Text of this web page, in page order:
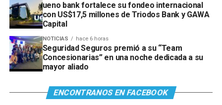
ueno bank fortalece su fondeo internacional
con US$17,5 millones de Triodos Bank y GAWA
Capital
NOTICIAS hace 6 horas
Seguridad Seguros premió a su “Team
Concesionarias” en una noche dedicada a su
mayor aliado
ENCONTRANOS EN FACEBOOK